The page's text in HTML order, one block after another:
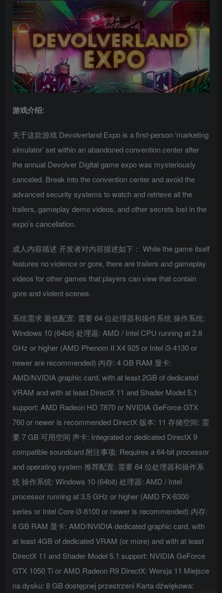
游戏介绍:
关于这款游戏 Devolverland Expo is a first-person ‘marketing
simulator’ set within an abandoned convention center after
the annual Devolver Digital game expo was mysteriously
canceled. Break into the convention center and avoid the
advanced security systems to watch and retrieve all the
trailers, gameplay demo videos, and other secrets lost in the
expo’s cancellation.
成人内容描述 开发者对内容描述如下： While the game itself
features no violence or gore, there are trailers and gameplay
videos for other games that players can view that contain
gore and violent scenes.
系统需求 最低配置: 需要 64 位处理器和操作系统 操作系统:
Windows 10 (64bit) 处理器: AMD / Intel CPU running at 2.8
GHz or higher (AMD Phenom II X4 925 or Intel i3-4130 or
newer are recommended) 内存: 4 GB RAM 显卡:
AMD/NVIDIA graphic card, with at least 2GB of dedicated
VRAM and with at least DirectX 11 and Shader Model 5.1
support: AMD Radeon HD 7870 or NVIDIA GeForce GTX
760 or newer is recommended DirectX 版本: 11 存储空间: 需
要 7 GB 可用空间 声卡: Integrated or dedicated DirectX 9
compatible soundcard 附注事项: Requires a 64-bit processor
and operating system 推荐配置: 需要 64 位处理器和操作系
统 操作系统: Windows 10 (64bit) 处理器: AMD / Intel
processor running at 3.5 GHz or higher (AMD FX-6300
series or Intel Core i3-8100 or newer is recommended) 内存:
8 GB RAM 显卡: AMD/NVIDIA dedicated graphic card, with
at least 4GB of dedicated VRAM (or more) and with at least
DirectX 11 and Shader Model 5.1 support: NVIDIA GeForce
GTX 1050 Ti or AMD Radeon R9 DirectX: Wersja 11 Miejsce
na dysku: 8 GB dostępnej przestrzeni Karta dźwiękowa: